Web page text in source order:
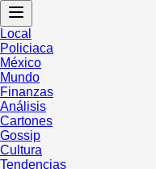
Local
Policiaca
México
Mundo
Finanzas
Análisis
Cartones
Gossip
Cultura
Tendencias